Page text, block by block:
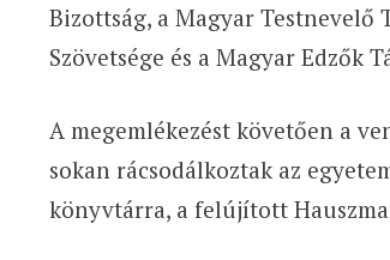
Bizottság, a Magyar Testnevelő
Szövetsége és a Magyar Edzők
A megemlékezést követően a
sokan rácsodálkoztak az
könyvtárra, a felújított